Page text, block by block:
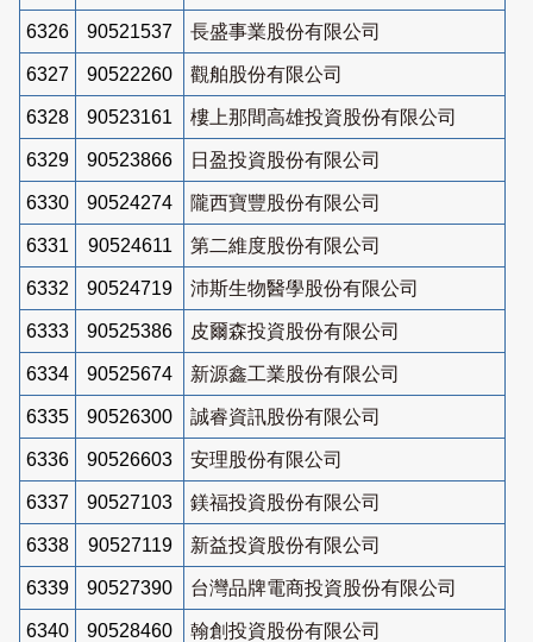
6326 90521537 長盛事業股份有限公司
6327 90522260 觀舶股份有限公司
6328 90523161 樓上那間高雄投資股份有限公司
6329 90523866 日盈投資股份有限公司
6330 90524274 隴西寶豐股份有限公司
6331 90524611 第二維度股份有限公司
6332 90524719 沛斯生物醫學股份有限公司
6333 90525386 皮爾森投資股份有限公司
6334 90525674 新源鑫工業股份有限公司
6335 90526300 誠睿資訊股份有限公司
6336 90526603 安理股份有限公司
6337 90527103 鎂福投資股份有限公司
6338 90527119 新益投資股份有限公司
6339 90527390 台灣品牌電商投資股份有限公司
6340 90528460 翰創投資股份有限公司